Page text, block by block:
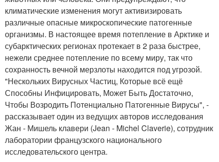
климатические изменения могут активизировать
различные опасные микроскопические патогенные
организмы. В настоящее время потепление в Арктике и
субарктических регионах протекает в 2 раза быстрее,
нежели среднее потепление по всему миру, так что
сохранность вечной мерзлоты находится под угрозой.
"Нескольких Вирусных Частиц, Которые всё ещё
Способны Инфицировать, Может Быть Достаточно,
Чтобы Возродить Потенциально Патогенные Вирусы", -
рассказывает один из ведущих авторов исследования
Жан - Мишель клавери (Jean - Michel Claverie), сотрудник
лаборатории французского национального
исследовательского центра.